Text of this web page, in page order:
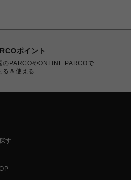
ポイント
のPARCOやONLINE PARCOで
る＆使える
す